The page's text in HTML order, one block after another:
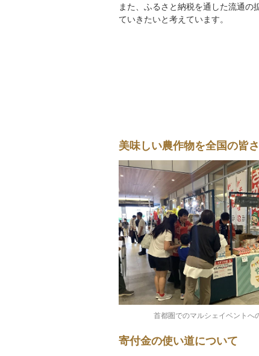
また、ふるさと納税を通した流通
ていきたいと考えています。
美味しい農作物を全国の皆
首都圏でのマルシェイベントへ
寄付金の使い道について